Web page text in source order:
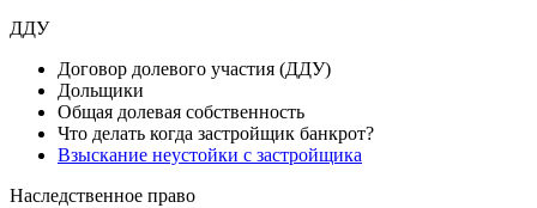
ДДУ
Договор долевого участия (ДДУ)
Дольщики
Общая долевая собственность
Что делать когда застройщик банкрот?
Взыскание неустойки с застройщика
Наследственное право